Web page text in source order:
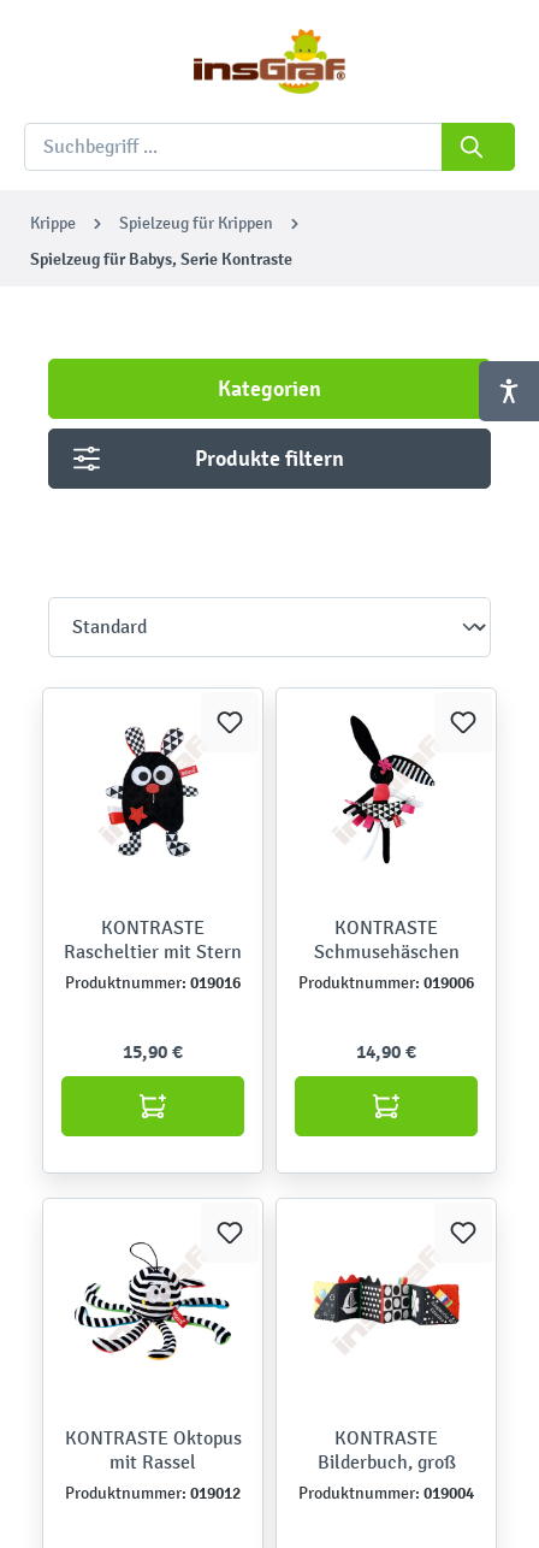
Krippe Spielzeug für Krippen
Spielzeug für Babys, Serie Kontraste
Kategorien
Produkte filtern
KONTRASTE
Rascheltier mit Stern
Produktnummer: 019016
15,90 €
KONTRASTE
Schmusehäschen
Produktnummer: 019006
14,90 €
KONTRASTE Oktopus
mit Rassel
Produktnummer: 019012
KONTRASTE
Bilderbuch, groß
Produktnummer: 019004